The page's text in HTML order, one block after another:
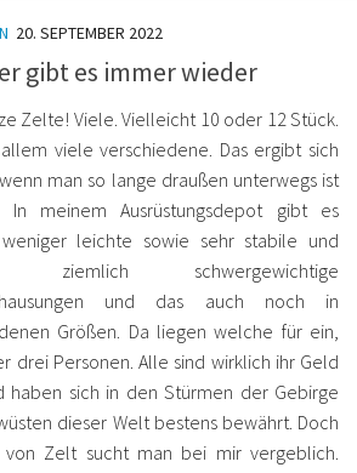
20. SEPTEMBER 2022
gibt es immer wieder
Zelte! Viele. Vielleicht 10 oder 12 Stück.
viele verschiedene. Das ergibt sich
man so lange draußen unterwegs ist
meinem Ausrüstungsdepot gibt es
leichte sowie sehr stabile und
ziemlich schwergewichtige
und das auch noch in
Größen. Da liegen welche für ein,
drei Personen. Alle sind wirklich ihr Geld
haben sich in den Stürmen der Gebirge
dieser Welt bestens bewährt. Doch
Zelt sucht man bei mir vergeblich.